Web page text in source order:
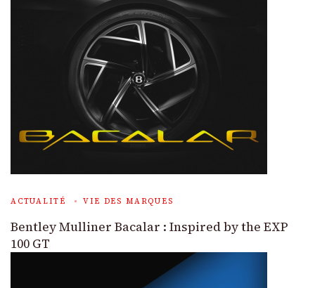
ACTUALITÉ VIE DES MARQUES
Bentley Mulliner Bacalar : Inspired by the EXP
100 GT